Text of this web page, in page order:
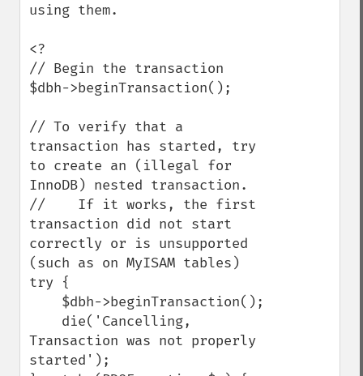
using them.
<?
// Begin the transaction
$dbh->beginTransaction();
// To verify that a
transaction has started, try
to create an (illegal for
InnoDB) nested transaction.
//    If it works, the first
transaction did not start
correctly or is unsupported
(such as on MyISAM tables)
try {
Transaction was not properly
started');